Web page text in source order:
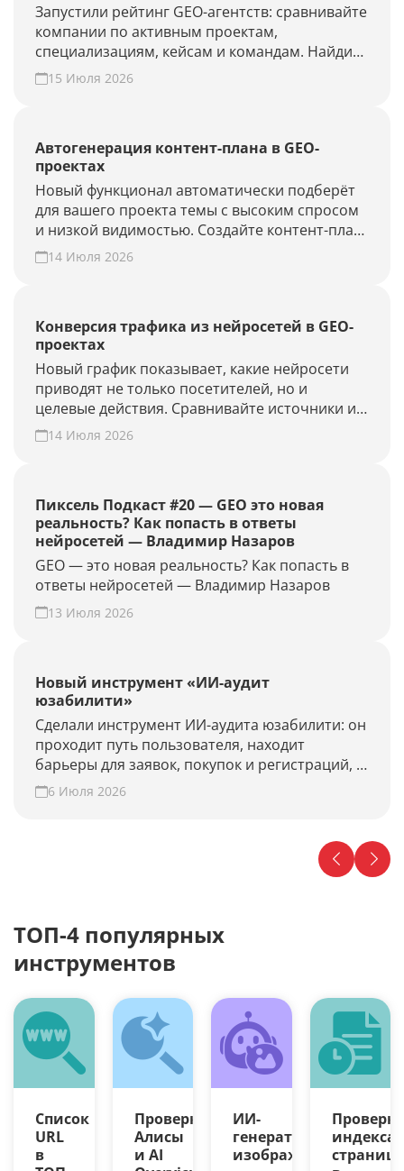
Запустили рейтинг GEO-агентств: сравнивайте
компании по активным проектам,
специализациям, кейсам и командам. Найдите
подрядчика для продвижения в ChatGPT,
Алисе AI и Perplexity или добавьте своё
15 Июля 2026
Автогенерация контент-плана в GEO-
проектах
Новый функционал автоматически подберёт
для вашего проекта темы с высоким спросом
и низкой видимостью. Создайте контент-план
за несколько минут и повысьте присутствие
вашего бренда и сайта в ответах нейросетей.
14 Июля 2026
Конверсия трафика из нейросетей в GEO-
проектах
Новый график показывает, какие нейросети
приводят не только посетителей, но и
целевые действия. Сравнивайте источники и
периоды, находите точки роста. Создайте
GEO-проект и проверьте конверсию своего
14 Июля 2026
Пиксель Подкаст #20 — GEO это новая
реальность? Как попасть в ответы
нейросетей — Владимир Назаров
GEO — это новая реальность? Как попасть в
ответы нейросетей — Владимир Назаров
13 Июля 2026
Новый инструмент «ИИ-аудит
юзабилити»
Сделали инструмент ИИ-аудита юзабилити: он
проходит путь пользователя, находит
барьеры для заявок, покупок и регистраций, и
предлагает гипотезы для роста конверсии.
Проверьте свой сайт прямо сейчас!
6 Июля 2026
ТОП-4 популярных
инструментов
Список
URL
в
Проверка
Алисы
и AI
ИИ-
генератор
изображений
Проверка
страниц